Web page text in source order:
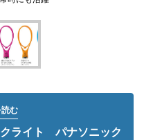
む
クライト パナソニック